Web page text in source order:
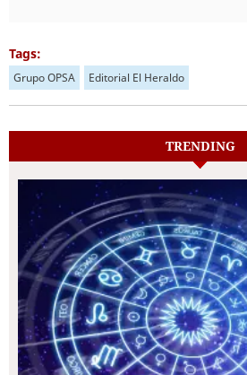
Tags:
Grupo OPSA Editorial El Heraldo
TRENDING